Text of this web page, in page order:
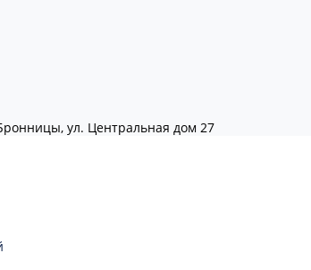
ул. Центральная дом 27